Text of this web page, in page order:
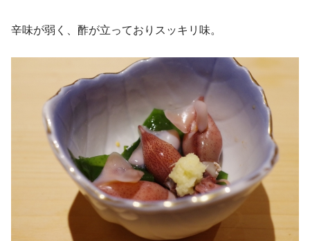
辛味が弱く、酢が立っておりスッキリ味。